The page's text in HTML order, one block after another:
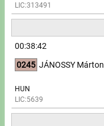
LIC:313491
00:38:42
0245 JÁNOSSY Márton
HUN
LIC:5639